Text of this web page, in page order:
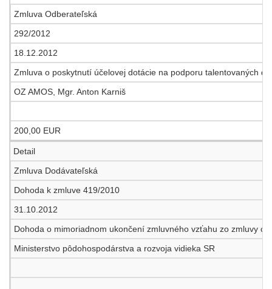
Zmluva Odberateľská
292/2012
18.12.2012
Zmluva o poskytnutí účelovej dotácie na podporu talentovaných
OZ AMOS, Mgr. Anton Karniš
200,00 EUR
Detail
Zmluva Dodávateľská
Dohoda k zmluve 419/2010
31.10.2012
Dohoda o mimoriadnom ukončení zmluvného vzťahu zo zmluvy o
Ministerstvo pôdohospodárstva a rozvoja vidieka SR